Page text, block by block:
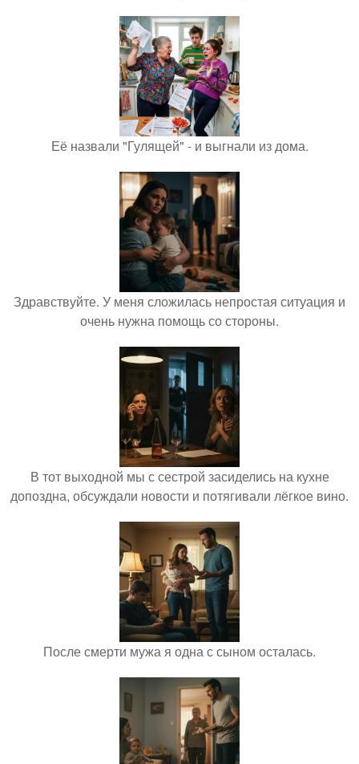
Её назвали "Гулящей" - и выгнали из дома.
Здравствуйте. У меня сложилась непростая ситуация и
очень нужна помощь со стороны.
В тот выходной мы с сестрой засиделись на кухне
допоздна, обсуждали новости и потягивали лёгкое вино.
После смерти мужа я одна с сыном осталась.